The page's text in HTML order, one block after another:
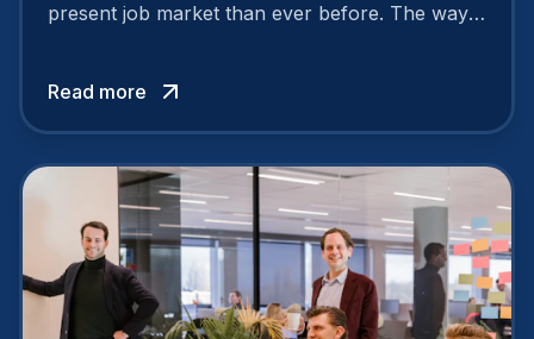
present job market than ever before. The way
Read more